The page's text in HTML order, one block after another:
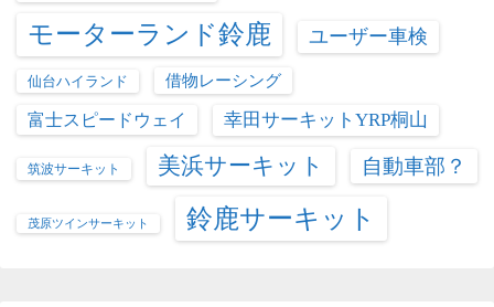
モーターランド鈴鹿 ユーザー車検
仙台ハイランド 借物レーシング
富士スピードウェイ 幸田サーキットYRP桐山
筑波サーキット 美浜サーキット 自動車部？
茂原ツインサーキット 鈴鹿サーキット